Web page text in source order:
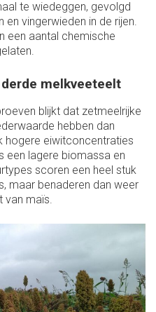
te wiedeggen, gevolgd
vingerwieden in de rijen.
een aantal chemische
melkveeteelt
blijkt dat zetmeelrijke
hebben dan
hogere eiwitconcentraties
een lagere biomassa en
scoren een heel stuk
maar benaderen dan weer
van maïs.